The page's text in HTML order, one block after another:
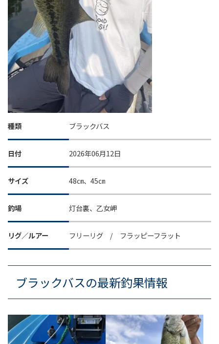
種類 ブラックバス
日付 2026年06月12日
サイズ 48㎝、45㎝
釣場 灯台裏、乙女岬
リグ／ルアー フリーリグ / フラッピーフラット
ブラックバスの最新釣果情報